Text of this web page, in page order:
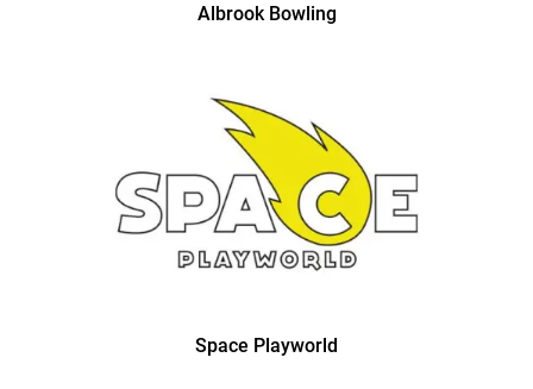
Albrook Bowling
Space Playworld